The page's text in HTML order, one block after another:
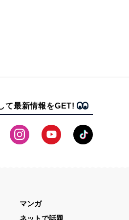
て最新情報をGET!
マンガ
ネットで話題